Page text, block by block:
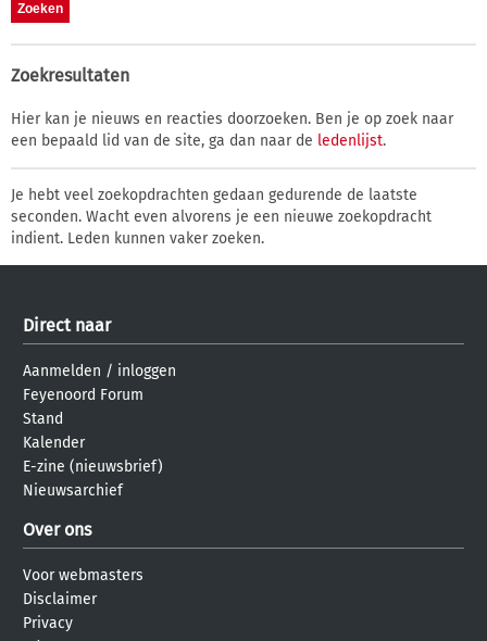
Zoekresultaten
Hier kan je nieuws en reacties doorzoeken. Ben je op zoek naar
een bepaald lid van de site, ga dan naar de ledenlijst.
Je hebt veel zoekopdrachten gedaan gedurende de laatste
seconden. Wacht even alvorens je een nieuwe zoekopdracht
indient. Leden kunnen vaker zoeken.
Direct naar
Aanmelden / inloggen
Feyenoord Forum
Stand
Kalender
E-zine (nieuwsbrief)
Nieuwsarchief
Over ons
Voor webmasters
Disclaimer
Privacy